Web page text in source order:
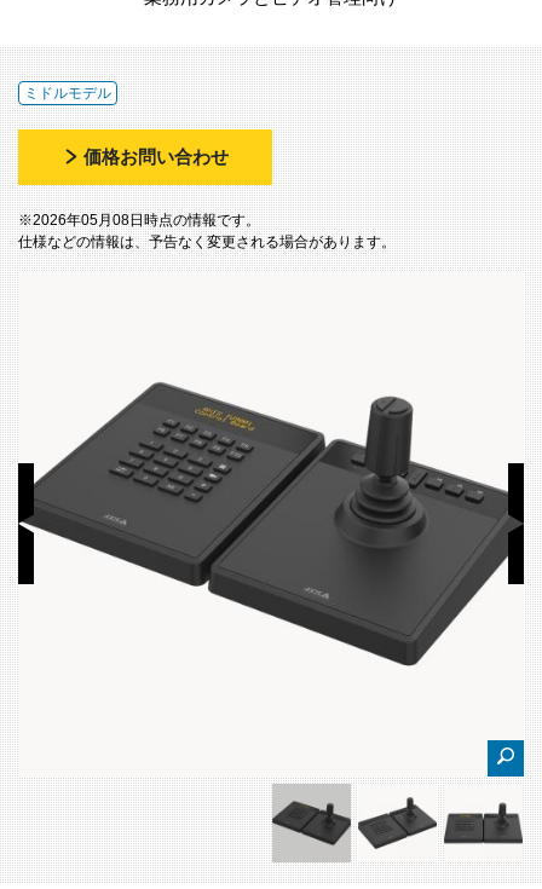
ミドルモデル
価格お問い合わせ
※2026年05月08日時点の情報です。
仕様などの情報は、予告なく変更される場合があります。